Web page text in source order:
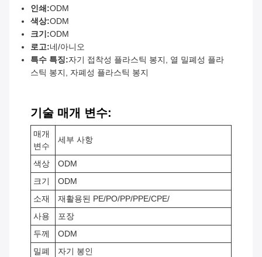
인쇄:ODM
색상:ODM
크기:ODM
로고:네/아니오
특수 특징:자기 접착성 플라스틱 봉지, 열 밀폐성 플라
스틱 봉지, 자폐성 플라스틱 봉지
기술 매개 변수:
매개
변수
세부 사항
색상
ODM
크기
ODM
소재
재활용된 PE/PO/PP/PPE/CPE/
사용
포장
두께
ODM
밀폐
자기 봉인